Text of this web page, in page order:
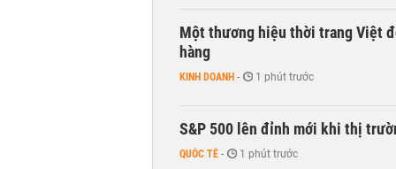
Một thương hiệu thời trang Việt
hàng
KINH DOANH - 1 phút trước
S&P 500 lên đỉnh mới khi thị
QUỐC TẾ - 1 phút trước